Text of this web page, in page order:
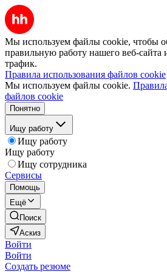
Мы используем файлы cookie, чтобы
правильную работу нашего веб-сайта
трафик.
Правила использования файлов cookie
Мы используем файлы cookie.
файлов cookie
Понятно
Ищу работу
Ищу работу
Ищу работу
Ищу сотрудника
Сервисы
Помощь
Ещё
Поиск
Аскиз
Войти
Войти
Создать резюме